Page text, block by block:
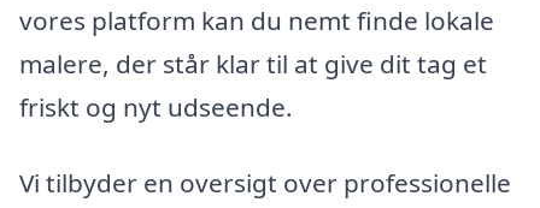
vores platform kan du nemt finde lokale
malere, der står klar til at give dit tag et
friskt og nyt udseende.
Vi tilbyder en oversigt over professionelle